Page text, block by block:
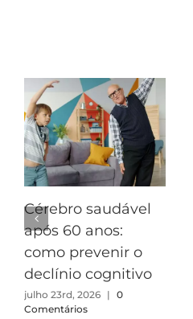
Cérebro saudável
após 60 anos:
como prevenir o
declínio cognitivo
julho 23rd, 2026 | 0
Comentários